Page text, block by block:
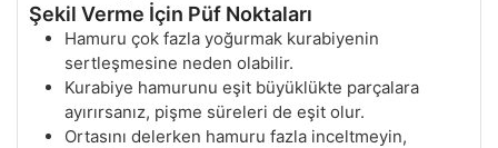
Şekil Verme İçin Püf Noktaları
Hamuru çok fazla yoğurmak kurabiyenin
sertleşmesine neden olabilir.
Kurabiye hamurunu eşit büyüklükte parçalara
ayırırsanız, pişme süreleri de eşit olur.
Ortasını delerken hamuru fazla inceltmeyin,